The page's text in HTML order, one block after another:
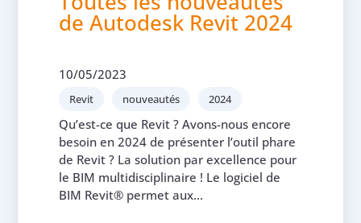
de Autodesk Revit 2024
10/05/2023
Revit nouveautés 2024
Qu’est-ce que Revit ? Avons-nous encore
besoin en 2024 de présenter l’outil phare
de Revit ? La solution par excellence pour
le BIM multidisciplinaire ! Le logiciel de
BIM Revit® permet aux...